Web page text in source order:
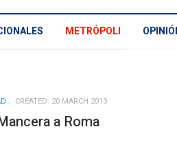
METRÓPOLI
CREATED: 20 MARCH 2013
a Roma